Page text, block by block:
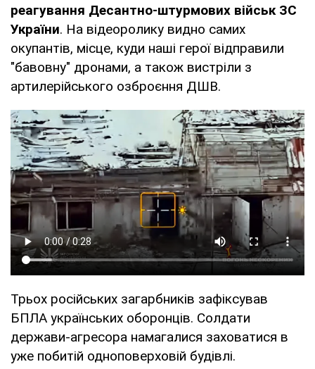
реагування Десантно-штурмових військ ЗС
України. На відеоролику видно самих
окупантів, місце, куди наші герої відправили
"бавовну" дронами, а також вистріли з
артилерійського озброєння ДШВ.
Трьох російських загарбників зафіксував
БПЛА українських оборонців. Солдати
держави-агресора намагалися заховатися в
уже побитій одноповерховій будівлі.